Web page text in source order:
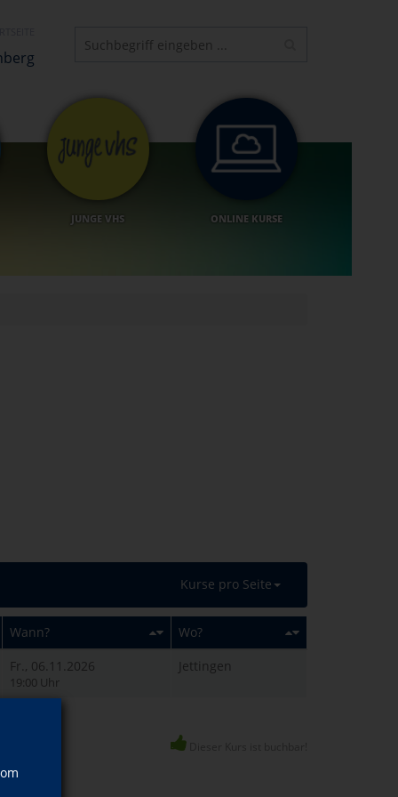
JUNGE VHS ONLINE KURSE
Kurse pro Seite
Wann?
Wo?
Fr., 06.11.2026
19:00 Uhr
Jettingen